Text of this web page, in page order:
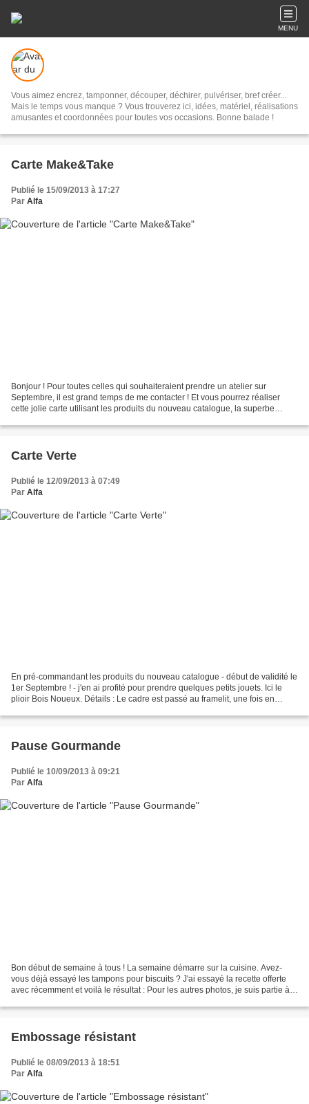
MENU
Vous aimez encrez, tamponner, découper, déchirer, pulvériser, bref créer...
Mais le temps vous manque ? Vous trouverez ici, idées, matériel, réalisations
amusantes et coordonnées pour toutes vos occasions. Bonne balade !
Carte Make&Take
Publié le 15/09/2013 à 17:27
Par Alfa
Bonjour ! Pour toutes celles qui souhaiteraient prendre un atelier sur
Septembre, il est grand temps de me contacter ! Et vous pourrez réaliser
cette jolie carte utilisant les produits du nouveau catalogue, la superbe
Carte Verte
Publié le 12/09/2013 à 07:49
Par Alfa
En pré-commandant les produits du nouveau catalogue - début de validité le
1er Septembre ! - j'en ai profité pour prendre quelques petits jouets. Ici le
plioir Bois Noueux. Détails : Le cadre est passé au framelit, une fois en
Pause Gourmande
Publié le 10/09/2013 à 09:21
Par Alfa
Bon début de semaine à tous ! La semaine démarre sur la cuisine. Avez-
vous déjà essayé les tampons pour biscuits ? J'ai essayé la recette offerte
avec récemment et voilà le résultat : Pour les autres photos, je suis partie à
Embossage résistant
Publié le 08/09/2013 à 18:51
Par Alfa